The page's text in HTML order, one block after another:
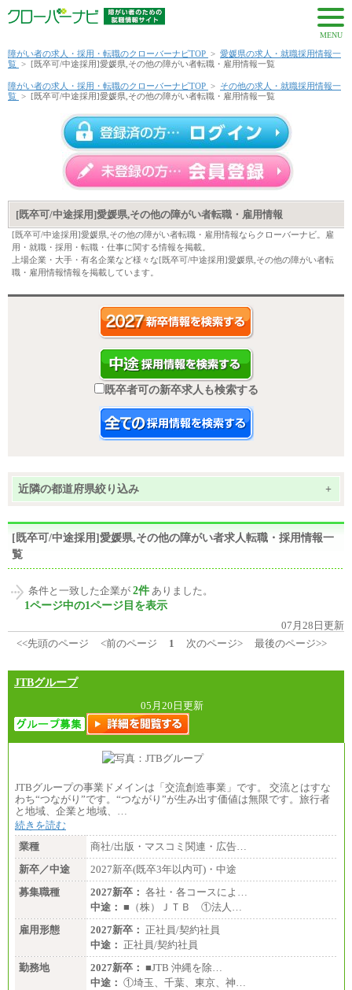
MENU
障がい者の求人・採用・転職のクローバーナビTOP > 愛媛県の求人・就職採用情報一
覧 > [既卒可/中途採用]愛媛県,その他の障がい者転職・雇用情報一覧
障がい者の求人・採用・転職のクローバーナビTOP > その他の求人・就職採用情報一
覧 > [既卒可/中途採用]愛媛県,その他の障がい者転職・雇用情報一覧
[既卒可/中途採用]愛媛県,その他の障がい者転職・雇用情報
[既卒可/中途採用]愛媛県,その他の障がい者転職・雇用情報ならクローバーナビ。雇
用・就職・採用・転職・仕事に関する情報を掲載。
上場企業・大手・有名企業など様々な[既卒可/中途採用]愛媛県,その他の障がい者転
職・雇用情報情報を掲載しています。
既卒者可の新卒求人も検索する
近隣の都道府県絞り込み +
[既卒可/中途採用]愛媛県,その他の障がい者求人転職・採用情報一
覧
条件と一致した企業が 2件 ありました。
1ページ中の1ページ目を表示
07月28日更新
<<先頭のページ
<前のページ 1 次のページ> 最後のページ>>
JTBグループ
05月20日更新
JTBグループの事業ドメインは「交流創造事業」です。 交流とはすな
わち“つながり”です。“つながり”が生み出す価値は無限です。旅行者
と地域、企業と地域、…
続きを読む
業種
商社/出版・マスコミ関連・広告…
新卒／中途
2027新卒(既卒3年以内可)・中途
募集職種
2027新卒： 各社・各コースによ…
中途： ■（株）ＪＴＢ ①法人…
雇用形態
2027新卒： 正社員/契約社員
中途： 正社員/契約社員
勤務地
2027新卒： ■JTB 沖縄を除…
中途： ①埼玉、千葉、東京、神…